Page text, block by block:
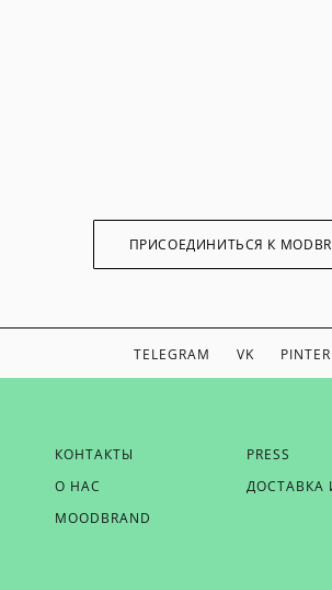
ПРИСОЕДИНИТЬСЯ К
TELEGRAM VK
КОНТАКТЫ
PRESS
О НАС
ДОСТАВКА
MOODBRAND
ЕСЛИ ВЫ ХОТИТЕ БЫТЬ В